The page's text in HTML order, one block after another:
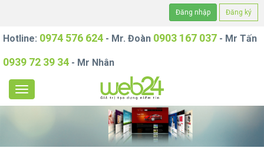
Đăng nhập Đăng ký
Hotline: 0974 576 624 - Mr. Đoàn 0903 167 037 - Mr Tấn
0939 72 39 34 - Mr Nhân